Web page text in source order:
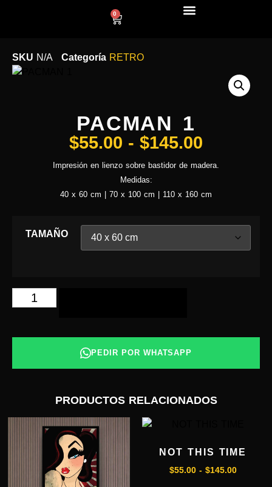
0
SKU N/A Categoría RETRO
PACMAN 1
$55.00 - $145.00
Impresión en lienzo sobre bastidor de madera.
Medidas:
40 x 60 cm | 70 x 100 cm | 110 x 160 cm
TAMAÑO
PEDIR POR WHATSAPP
PRODUCTOS RELACIONADOS
NOT THIS TIME
$55.00 - $145.00